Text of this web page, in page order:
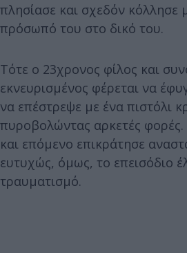
πλησίασε και σχεδόν κόλλησε
πρόσωπό του στο δικό του.
Τότε ο 23χρονος φίλος και
εκνευρισμένος φέρεται να
να επέστρεψε με ένα πιστόλι
πυροβολώντας αρκετές
και επόμενο επικράτησε
ευτυχώς, όμως, το επεισόδιο
τραυματισμό.